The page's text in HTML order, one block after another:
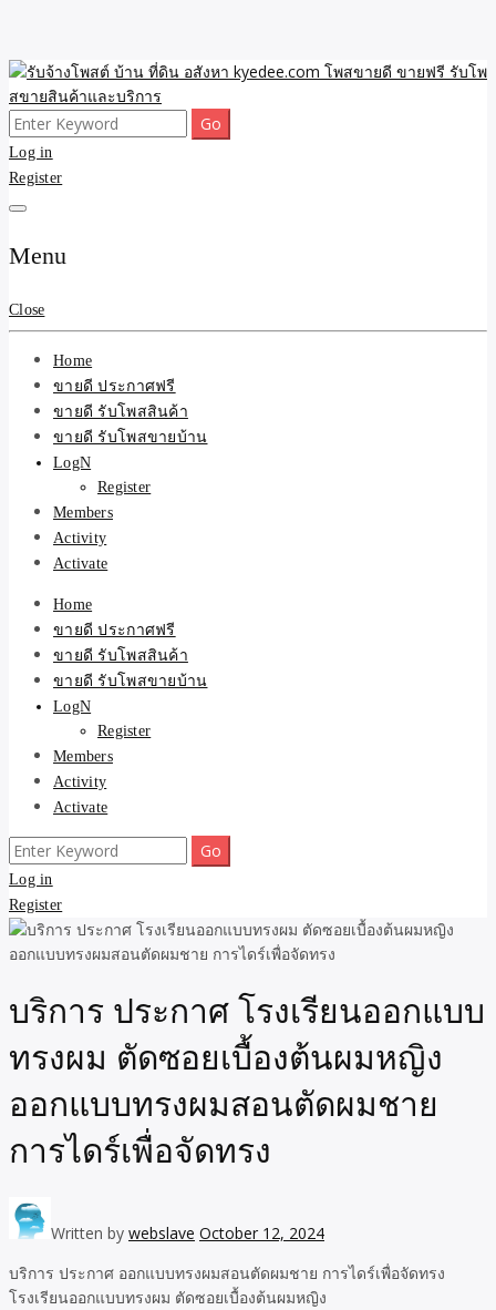
Skip
to
content
รับจ้างโพสต์ บ้าน ที่ดิน
อสังหา kyedee.com โพส
ขายดี ขายฟรี รับโพสขาย
สินค้าและบริการ
ขายดี โพสประกาศขายสินค้าฟรี บ้าน ที่ดิน อสังหา รับโพสต์ประกาศขาย
ของ รับรองผล ดีที่สุดถูกที่สุด ติดหน้าแรกกูเกืล
Search
for:
Log in
Register
Menu
Close
Home
ขายดี ประกาศฟรี
ขายดี รับโพสสินค้า
ขายดี รับโพสขายบ้าน
LogN
Register
Members
Activity
Activate
Home
ขายดี ประกาศฟรี
ขายดี รับโพสสินค้า
ขายดี รับโพสขายบ้าน
LogN
Register
Members
Activity
Activate
Search
for:
Log in
Register
บริการ ประกาศ โรงเรียนออกแบบ
ทรงผม ตัดซอยเบื้องต้นผมหญิง
ออกแบบทรงผมสอนตัดผมชาย
การไดร์เพื่อจัดทรง
Written by webslave October 12, 2024
บริการ ประกาศ ออกแบบทรงผมสอนตัดผมชาย การไดร์เพื่อจัดทรง
โรงเรียนออกแบบทรงผม ตัดซอยเบื้องต้นผมหญิง